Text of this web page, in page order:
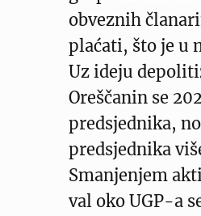
obveznih
plaćati, što je u
Uz ideju
Oreščanin se
predsjednika,
predsjednika
Smanjenjem
val oko UGP-a